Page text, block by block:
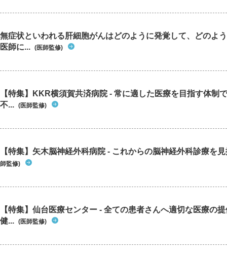
無症状といわれる肝細胞がんはどのように発覚して、どのよ
医師に... (医師監修)
【特集】KKR横須賀共済病院 - 常に適した医療を目指す体制
不... (医師監修)
【特集】矢木脳神経外科病院 - これからの脳神経外科診療を
師監修)
【特集】仙台医療センター - 全ての患者さんへ適切な医療の
健... (医師監修)